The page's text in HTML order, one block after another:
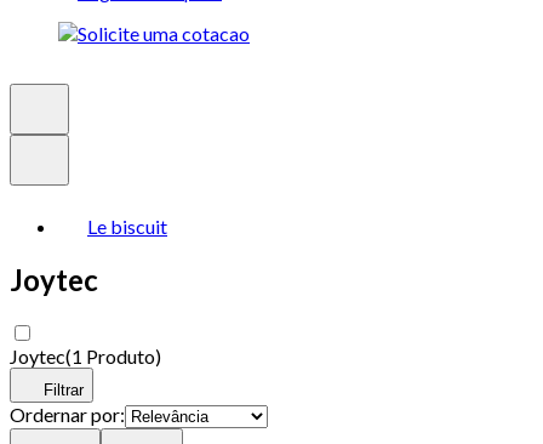
Le biscuit
Joytec
Joytec(1 Produto)
Filtrar
Ordernar por: